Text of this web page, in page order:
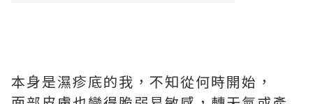
本⾝是濕疹底的我，不知從何時開始，